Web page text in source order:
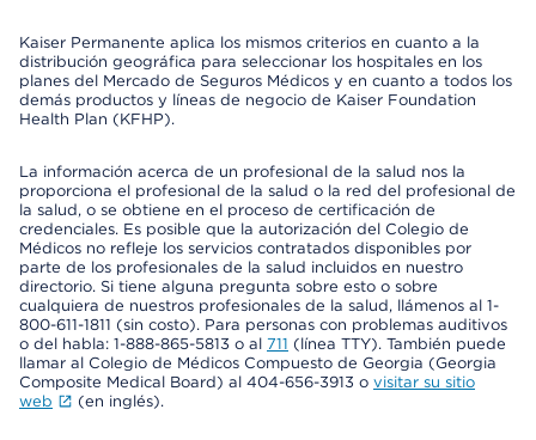
Kaiser Permanente aplica los mismos criterios en cuanto a la
distribución geográfica para seleccionar los hospitales en los
planes del Mercado de Seguros Médicos y en cuanto a todos los
demás productos y líneas de negocio de Kaiser Foundation
Health Plan (KFHP).
La información acerca de un profesional de la salud nos la
proporciona el profesional de la salud o la red del profesional de
la salud, o se obtiene en el proceso de certificación de
credenciales. Es posible que la autorización del Colegio de
Médicos no refleje los servicios contratados disponibles por
parte de los profesionales de la salud incluidos en nuestro
directorio. Si tiene alguna pregunta sobre esto o sobre
cualquiera de nuestros profesionales de la salud, llámenos al 1-
800-611-1811 (sin costo). Para personas con problemas auditivos
o del habla: 1-888-865-5813 o al 711 (línea TTY). También puede
llamar al Colegio de Médicos Compuesto de Georgia (Georgia
Composite Medical Board) al 404-656-3913 o visitar su sitio
web
(en inglés).